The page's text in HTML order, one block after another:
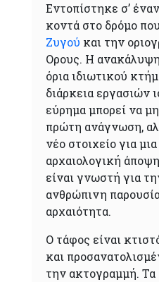
Εντοπίστηκε σ’
κοντά στο δρόμο
Ζυγού και την
Ορους. Η
όρια ιδιωτικού
διάρκεια εργασιών
εύρημα μπορεί να
πρώτη ανάγνωση,
νέο στοιχείο για
αρχαιολογική
είναι γνωστή για
ανθρώπινη
αρχαιότητα.
Ο τάφος είναι
και
την ακτογραμμή. Τα